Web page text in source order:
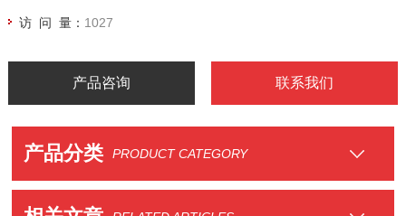
访 问 量： 1027
产品咨询 联系我们
产品分类 PRODUCT CATEGORY